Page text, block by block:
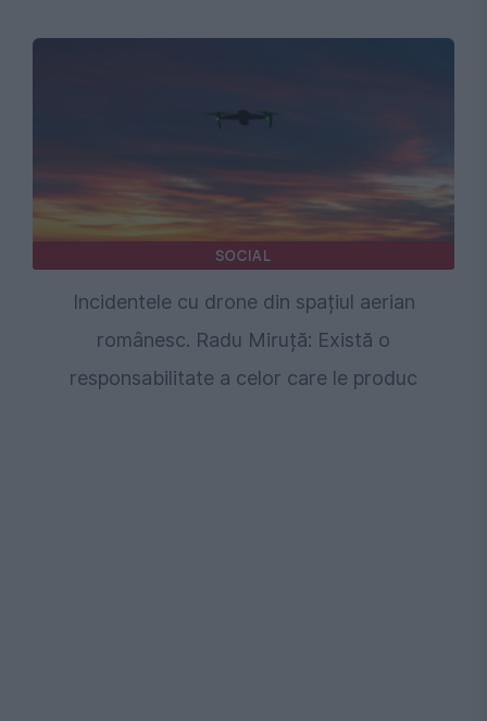
SOCIAL
Incidentele cu drone din spațiul aerian
românesc. Radu Miruță: Există o
responsabilitate a celor care le produc